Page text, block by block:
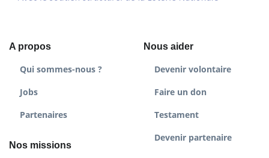
A propos
Qui sommes-nous ?
Jobs
Partenaires
Nos missions
Nous aider
Devenir volontaire
Faire un don
Testament
Devenir partenaire